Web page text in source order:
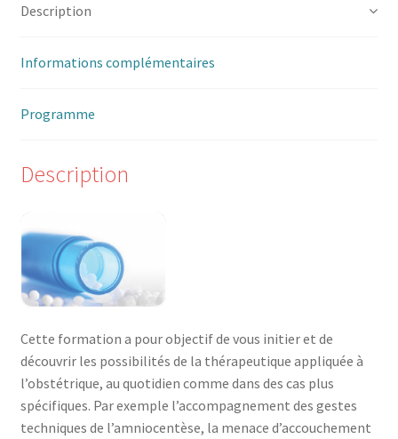
Description
Informations complémentaires
Programme
Description
Cette formation a pour objectif de vous initier et de
découvrir les possibilités de la thérapeutique appliquée à
l’obstétrique, au quotidien comme dans des cas plus
spécifiques. Par exemple l’accompagnement des gestes
techniques de l’amniocentèse, la menace d’accouchement